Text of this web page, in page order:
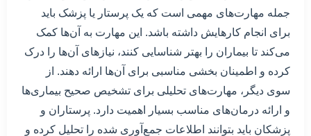
جمله مهارت‌های مهمی است که یک پرستار یا پزشک باید
برای انجام کارهایش داشته باشد. این مهارت به آن‌ها کمک
می‌کند تا بیماران را بهتر شناسایی کنند، نیازهای آن‌ها را درک
کرده و اطمینان بخشی مناسبی برای آن‌ها ارائه دهند. از
سوی دیگر، مهارت‌های تحلیلی برای تشخیص صحیح بیماری‌ها
و ارائه درمان‌های مناسب بسیار اهمیت دارد. پرستاران و
پزشکان باید بتوانند اطلاعات جمع‌آوری شده را تحلیل کرده و